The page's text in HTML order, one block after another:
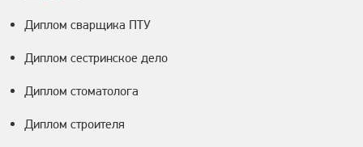
Диплом сварщика ПТУ
Диплом сестринское дело
Диплом стоматолога
Диплом строителя